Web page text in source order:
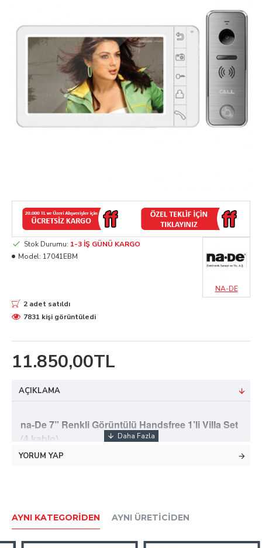
11.850,00TL
Stok Durumu: 1-3 İŞ GÜNÜ KARGO
Model: 17041EBM
NA-DE
2 adet satıldı
7831 kişi görüntüledi
AÇIKLAMA
na-De 7” Renkli Görüntülü Handsfree 1’li Villa Set
(4 kablo)
• Dış kapı panelini ve CCTV kamerayı kontrol etme
• Kilit kontrolü
• Ziyaretçi panel düğmesine bastığında otomatik
resim çekme özelliği
YORUM YAP
AYNI KATEGORIDEN AYNI ÜRETICIDEN